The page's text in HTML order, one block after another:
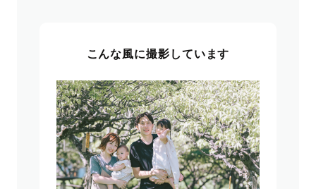
こんな風に撮影しています